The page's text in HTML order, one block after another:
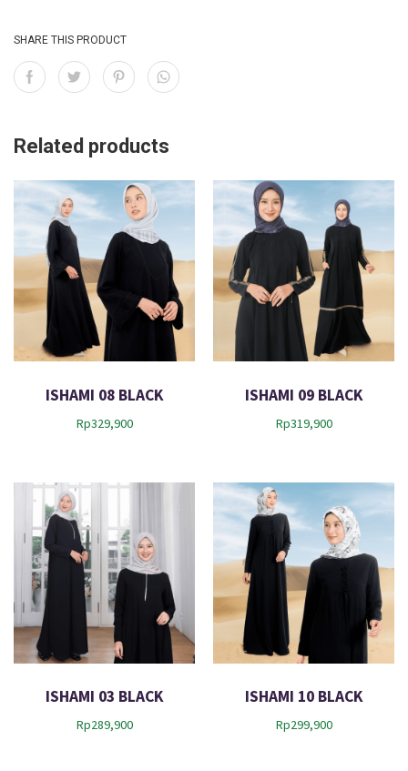
SHARE THIS PRODUCT
Related products
ISHAMI 08 BLACK
Rp329,900
ISHAMI 09 BLACK
Rp319,900
ISHAMI 03 BLACK
Rp289,900
ISHAMI 10 BLACK
Rp299,900